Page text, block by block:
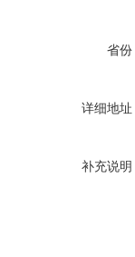
省份
详细地址
补充说明